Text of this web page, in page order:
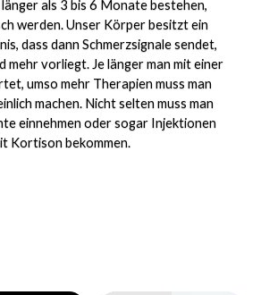
länger als 3 bis 6 Monate bestehen,
werden. Unser Körper besitzt ein
dass dann Schmerzsignale sendet,
mehr vorliegt. Je länger man mit einer
umso mehr Therapien muss man
machen. Nicht selten muss man
einnehmen oder sogar Injektionen
Kortison bekommen.